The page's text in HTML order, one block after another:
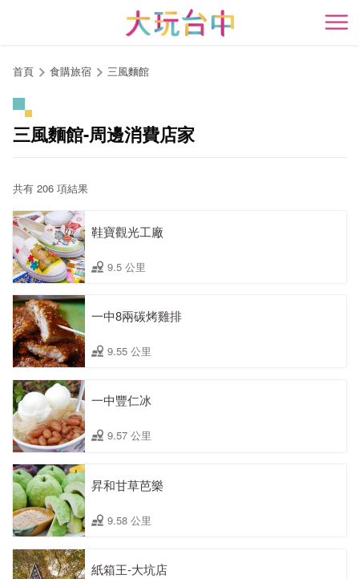
開
首頁 食購旅宿 三風麵館
三風麵館-周邊消費店家
共有 206 項結果
鞋寶觀光工廠
9.5 公里
一中8兩碳烤雞排
9.55 公里
一中豐仁冰
9.57 公里
昇和甘草芭樂
9.58 公里
紙箱王-大坑店